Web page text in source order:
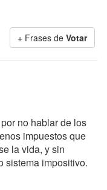
+ Frases de Votar
no hablar de los
impuestos que
la vida, y sin
sistema impositivo.